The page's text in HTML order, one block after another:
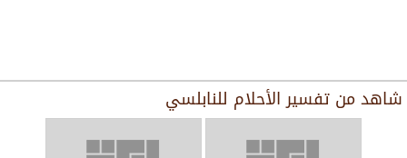
شاهد من تفسير الأحلام للنابلسي